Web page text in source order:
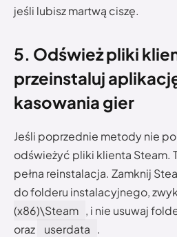
jeśli lubisz martwą ciszę.
5. Odśwież pliki
przeinstaluj
kasowania gier
Jeśli poprzednie metody nie
odświeżyć pliki klienta Steam.
pełna reinstalacja. Zamknij
do folderu instalacyjnego,
(x86)\Steam , i nie usuwaj
oraz
userdata .